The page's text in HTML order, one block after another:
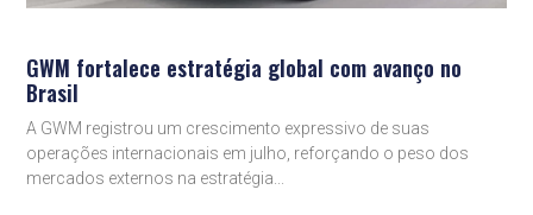
GWM fortalece estratégia global com avanço no
Brasil
A GWM registrou um crescimento expressivo de suas
operações internacionais em julho, reforçando o peso dos
mercados externos na estratégia